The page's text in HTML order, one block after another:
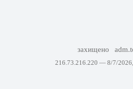
захищено
216.73.216.220 — 8/7/